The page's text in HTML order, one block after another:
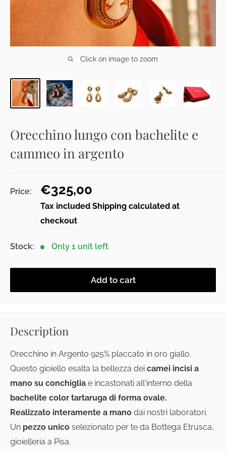
Click on image to zoom
Orecchino lungo con bachelite e
cammeo in argento
Price:
Sale
price
€325,00
Tax included Shipping calculated at
checkout
Stock: Only 1 unit left
Add to cart
Description
Orecchino in Argento 925% placcato in oro giallo.
Questo gioiello esalta la bellezza dei camei incisi a
mano su conchiglia e incastonati all'interno della
bachelite color tartaruga di forma ovale.
Realizzato interamente a mano dai nostri laboratori.
Un pezzo unico selezionato per te da Bottega Etrusca,
gioielleria a Pisa.